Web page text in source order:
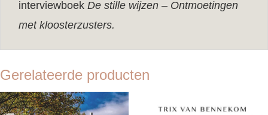
interviewboek De stille wijzen – Ontmoetingen
met kloosterzusters.
Gerelateerde producten